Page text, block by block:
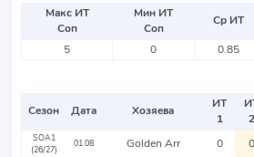
Макс ИТ
Соп
Мин ИТ
Соп
Ср ИТ
5
0 0.85
Сезон Дата Хозяева
ИТ
1
2
SOA1
(26/27)
01.08 Golden Arr 0 0